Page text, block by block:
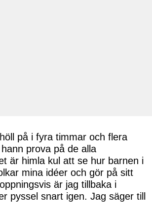
på i fyra timmar och flera
prova på de alla
är himla kul att se hur barnen i
mina idéer och gör på sitt
är jag tillbaka i
pyssel snart igen. Jag säger till